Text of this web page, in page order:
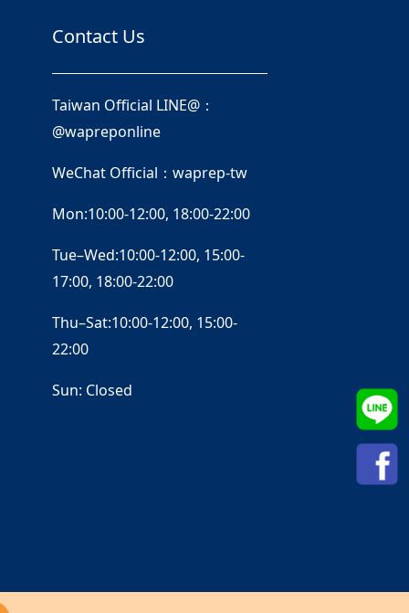
Contact Us
Taiwan Official LINE@：
@wapreponline
WeChat Official：waprep-tw
Mon:10:00-12:00, 18:00-22:00
Tue–Wed:10:00-12:00, 15:00-
17:00, 18:00-22:00
Thu–Sat:10:00-12:00, 15:00-
22:00
Sun: Closed